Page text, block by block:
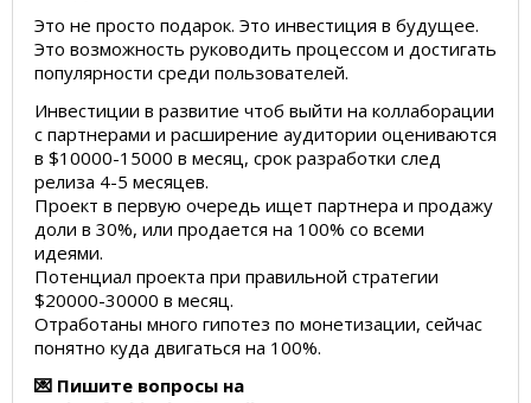
Это не просто подарок. Это инвестиция в будущее.
Это возможность руководить процессом и достигать
популярности среди пользователей.
Инвестиции в развитие чтоб выйти на коллаборации
с партнерами и расширение аудитории оцениваются
в $10000-15000 в месяц, срок разработки след
релиза 4-5 месяцев.
Проект в первую очередь ищет партнера и продажу
доли в 30%, или продается на 100% со всеми
идеями.
Потенциал проекта при правильной стратегии
$20000-30000 в месяц.
Отработаны много гипотез по монетизации, сейчас
понятно куда двигаться на 100%.
💌 Пишите вопросы на